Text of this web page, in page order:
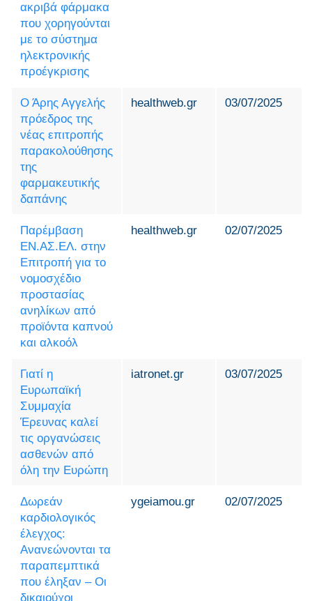
ακριβά φάρμακα
που χορηγούνται
με το σύστημα
ηλεκτρονικής
προέγκρισης
Ο Άρης Αγγελής
πρόεδρος της
νέας επιτροπής
παρακολούθησης
της
φαρμακευτικής
δαπάνης
healthweb.gr 03/07/2025
Παρέμβαση
ΕΝ.ΑΣ.ΕΛ. στην
Επιτροπή για το
νομοσχέδιο
προστασίας
ανηλίκων από
προϊόντα καπνού
και αλκοόλ
healthweb.gr 02/07/2025
Γιατί η
Ευρωπαϊκή
Συμμαχία
Έρευνας καλεί
τις οργανώσεις
ασθενών από
όλη την Ευρώπη
iatronet.gr 03/07/2025
Δωρεάν
καρδιολογικός
έλεγχος:
Ανανεώνονται τα
παραπεμπτικά
που έληξαν – Οι
δικαιούχοι
ygeiamou.gr 02/07/2025